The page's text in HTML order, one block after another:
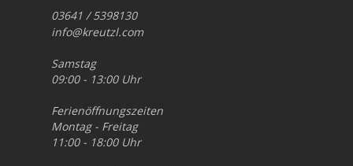
03641 / 5398130
info@kreutzl.com
Samstag
09:00 - 13:00 Uhr
Ferienöffnungszeiten
Montag - Freitag
11:00 - 18:00 Uhr